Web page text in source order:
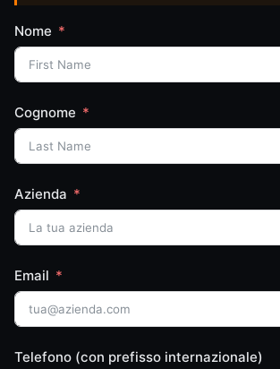
Nome
Cognome
Azienda
Email
Telefono (con prefisso internazionale)